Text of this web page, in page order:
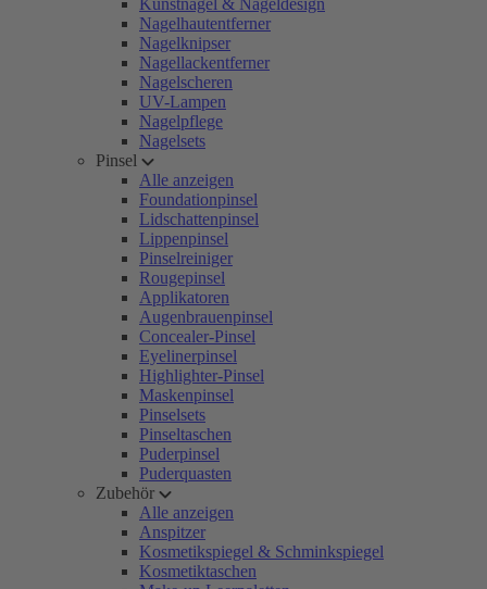
Kunstnägel & Nageldesign
Nagelhautentferner
Nagelknipser
Nagellackentferner
Nagelscheren
UV-Lampen
Nagelpflege
Nagelsets
Pinsel
Alle anzeigen
Foundationpinsel
Lidschattenpinsel
Lippenpinsel
Pinselreiniger
Rougepinsel
Applikatoren
Augenbrauenpinsel
Concealer-Pinsel
Eyelinerpinsel
Highlighter-Pinsel
Maskenpinsel
Pinselsets
Pinseltaschen
Puderpinsel
Puderquasten
Zubehör
Alle anzeigen
Anspitzer
Kosmetikspiegel & Schminkspiegel
Kosmetiktaschen